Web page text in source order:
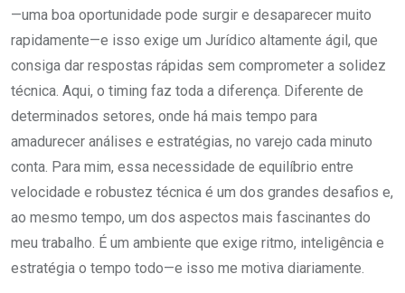
—uma boa oportunidade pode surgir e desaparecer muito
rapidamente—e isso exige um Jurídico altamente ágil, que
consiga dar respostas rápidas sem comprometer a solidez
técnica. Aqui, o timing faz toda a diferença. Diferente de
determinados setores, onde há mais tempo para
amadurecer análises e estratégias, no varejo cada minuto
conta. Para mim, essa necessidade de equilíbrio entre
velocidade e robustez técnica é um dos grandes desafios e,
ao mesmo tempo, um dos aspectos mais fascinantes do
meu trabalho. É um ambiente que exige ritmo, inteligência e
estratégia o tempo todo—e isso me motiva diariamente.